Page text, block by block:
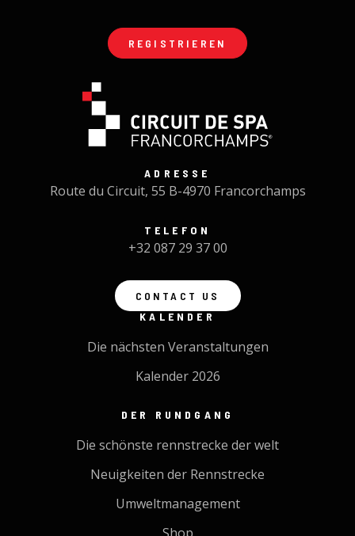
REGISTRIEREN
ADRESSE
Route du Circuit, 55 B-4970 Francorchamps
TELEFON
+32 087 29 37 00
CONTACT US
KALENDER
Die nächsten Veranstaltungen
Kalender 2026
DER RUNDGANG
Die schönste rennstrecke der welt
Neuigkeiten der Rennstrecke
Umweltmanagement
Shop